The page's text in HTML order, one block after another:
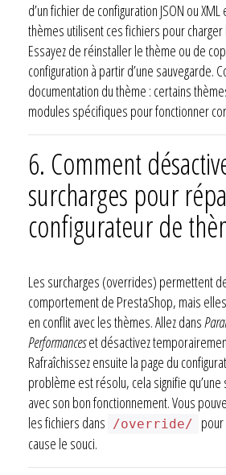
d’un fichier de configuration JSON ou
thèmes utilisent ces fichiers pour
Essayez de réinstaller le thème ou de
configuration à partir d’une sauvegarde.
documentation du thème : certains
modules spécifiques pour fonctionner
6. Comment
surcharges pour
configurateur de
Les surcharges (overrides) permettent
comportement de PrestaShop, mais
en conflit avec les thèmes. Allez dans
Performanceset désactivez
Rafraîchissez ensuite la page du
problème est résolu, cela signifie
avec son bon fonctionnement. Vous
les fichiers dans
/override/
cause le souci.